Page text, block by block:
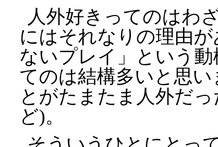
人外好きってのはわ
にはそれなりの理由
ないプレイ」という
てのは結構多いと思
とがたまたま人外だ
ど)。